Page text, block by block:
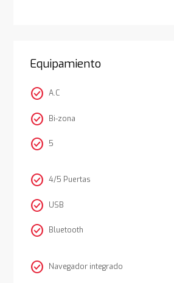
Equipamiento
check_circle A.C
check_circle Bi-zona
check_circle 5
check_circle 4/5 Puertas
check_circle USB
check_circle Bluetooth
check_circle Navegador integrado